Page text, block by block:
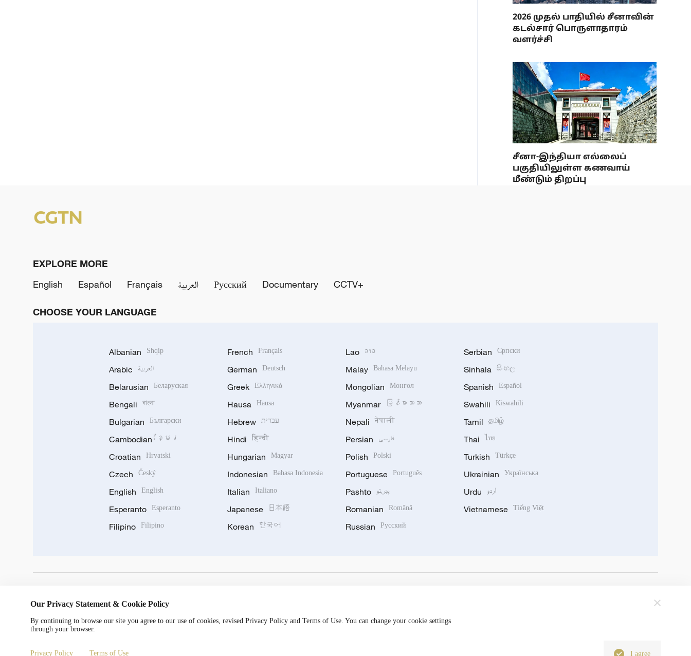
2026 முதல் பாதியில் சீனாவின்
கடல்சார் பொருளாதாரம்
வளர்ச்சி
சீனா-இந்தியா எல்லைப்
பகுதியிலுள்ள கணவாய்
மீண்டும் திறப்பு
EXPLORE MORE
English
Español Français العربية Русский Documentary CCTV+
CHOOSE YOUR LANGUAGE
Albanian Shqip
Arabic العربية
Belarusian Беларуская
Bengali বাংলা
Bulgarian Български
Cambodian ខ្មែរ
Croatian Hrvatski
Czech Český
English English
Esperanto Esperanto
Filipino Filipino
French Français
German Deutsch
Greek Ελληνικά
Hausa Hausa
Hebrew עברית
Hindi हिन्दी
Hungarian Magyar
Indonesian Bahasa Indonesia
Italian Italiano
Japanese 日本語
Korean 한국어
Lao ລາວ
Malay Bahasa Melayu
Mongolian Монгол
Myanmar မြန်မာဘာသာ
Nepali नेपाली
Persian فارسی
Polish Polski
Portuguese Português
Pashto پښتو
Romanian Română
Russian Русский
Serbian Српски
Sinhala සිංහල
Spanish Español
Swahili Kiswahili
Tamil தமிழ்
Thai ไทย
Turkish Türkçe
Ukrainian Українська
Urdu اردو
Vietnamese Tiếng Việt
Our Privacy Statement & Cookie Policy
By continuing to browse our site you agree to our use of cookies, revised Privacy Policy and Terms of Use. You can change your cookie settings
through your browser.
Privacy Policy Terms of Use I agree